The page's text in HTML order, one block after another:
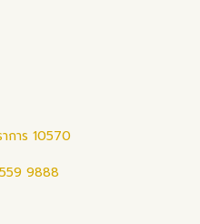
การ 10570
9888